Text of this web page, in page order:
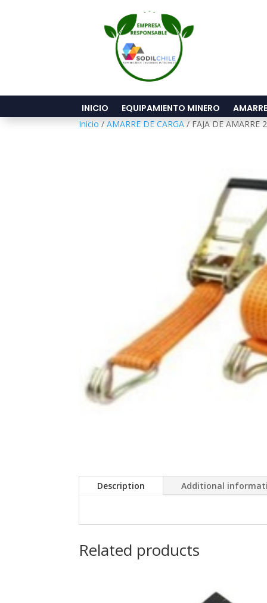
INICIO EQUIPAMIENTO MINERO
Inicio / AMARRE DE CARGA / FAJA DE AMARRE
Description Additional
Related products